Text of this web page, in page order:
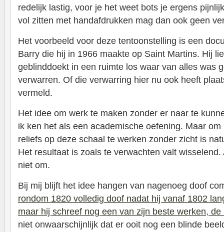
redelijk lastig, voor je het weet bots je ergens
vol zitten met handafdrukken mag dan ook geen
Het voorbeeld voor deze tentoonstelling is een
Barry die hij in 1966 maakte op Saint Martins. Hij
geblinddoekt in een ruimte los waar van alles was
verwarren. Of die verwarring hier nu ook heeft
vermeld.
Het idee om werk te maken zonder er naar te
ik ken het als een academische oefening. Maar
reliefs op deze schaal te werken zonder zicht is
Het resultaat is zoals te verwachten valt
niet om.
Bij mij blijft het idee hangen van nagenoeg doof
rondom 1820 volledig doof nadat hij vanaf 1802
maar hij schreef nog een van zijn beste werken,
niet onwaarschijnlijk dat er ooit nog een blinde